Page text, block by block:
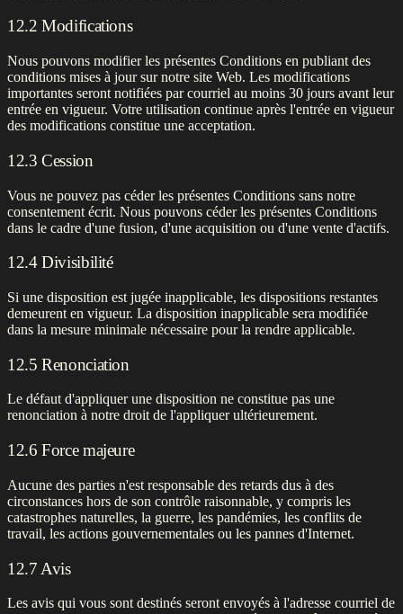
12.2 Modifications
Nous pouvons modifier les présentes Conditions en publiant des
conditions mises à jour sur notre site Web. Les modifications
importantes seront notifiées par courriel au moins 30 jours avant leur
entrée en vigueur. Votre utilisation continue après l'entrée en vigueur
des modifications constitue une acceptation.
12.3 Cession
Vous ne pouvez pas céder les présentes Conditions sans notre
consentement écrit. Nous pouvons céder les présentes Conditions
dans le cadre d'une fusion, d'une acquisition ou d'une vente d'actifs.
12.4 Divisibilité
Si une disposition est jugée inapplicable, les dispositions restantes
demeurent en vigueur. La disposition inapplicable sera modifiée
dans la mesure minimale nécessaire pour la rendre applicable.
12.5 Renonciation
Le défaut d'appliquer une disposition ne constitue pas une
renonciation à notre droit de l'appliquer ultérieurement.
12.6 Force majeure
Aucune des parties n'est responsable des retards dus à des
circonstances hors de son contrôle raisonnable, y compris les
catastrophes naturelles, la guerre, les pandémies, les conflits de
travail, les actions gouvernementales ou les pannes d'Internet.
12.7 Avis
Les avis qui vous sont destinés seront envoyés à l'adresse courriel de